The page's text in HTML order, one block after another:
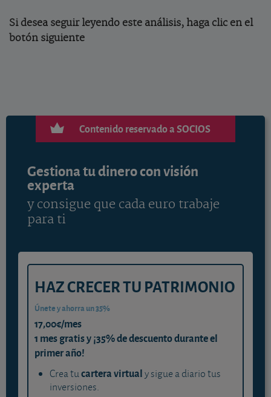
Si desea seguir leyendo este análisis, haga clic en el
botón siguiente
Contenido reservado a SOCIOS
Gestiona tu dinero con visión
experta
y consigue que cada euro trabaje
para ti
HAZ CRECER TU PATRIMONIO
Únete y ahorra un 35%
17,00€/mes
1 mes gratis y ¡35% de descuento durante el
primer año!
Crea tucartera virtualy sigue a diario tus
inversiones.